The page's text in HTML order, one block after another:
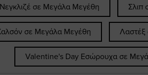
Νεγκλιζέ σε Μεγάλα Μεγέθη Σλιπ
σε Μεγάλα Μεγέθη
Valentine's Day Εσώρουχα σε